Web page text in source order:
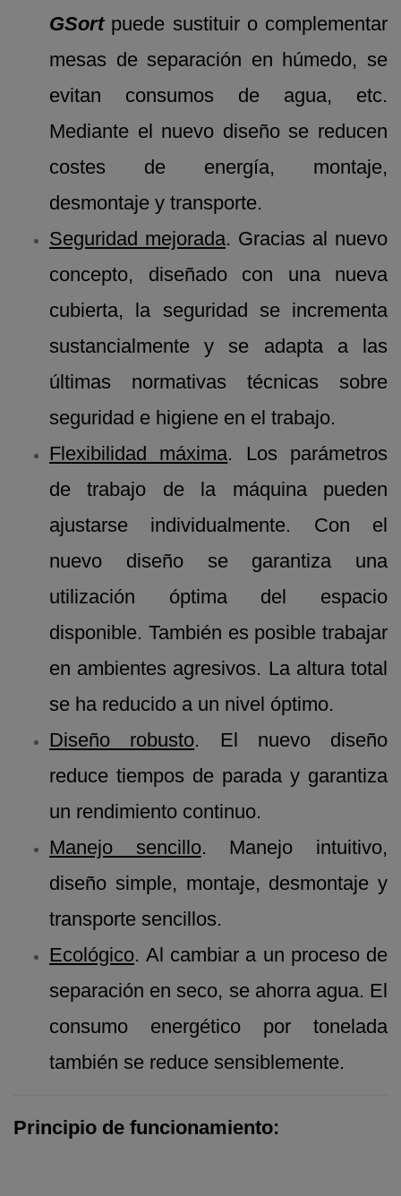
GSortpuede sustituir o complementar
mesas de separación en húmedo, se
evitan consumos de agua, etc.
Mediante el nuevo diseño se reducen
costes de energía, montaje,
desmontaje y transporte.
Seguridad mejorada. Gracias al nuevo
concepto, diseñado con una nueva
cubierta, la seguridad se incrementa
sustancialmente y se adapta a las
últimas normativas técnicas sobre
seguridad e higiene en el trabajo.
Flexibilidad máxima. Los parámetros
de trabajo de la máquina pueden
ajustarse individualmente. Con el
nuevo diseño se garantiza una
utilización óptima del espacio
disponible. También es posible trabajar
en ambientes agresivos. La altura total
se ha reducido a un nivel óptimo.
Diseño robusto. El nuevo diseño
reduce tiempos de parada y garantiza
un rendimiento continuo.
Manejo sencillo. Manejo intuitivo,
diseño simple, montaje, desmontaje y
transporte sencillos.
Ecológico. Al cambiar a un proceso de
separación en seco, se ahorra agua. El
consumo energético por tonelada
también se reduce sensiblemente.
Principio de funcionamiento: